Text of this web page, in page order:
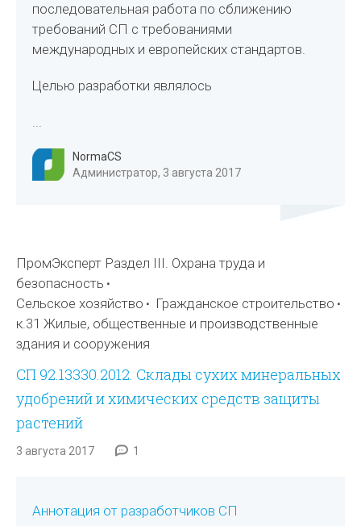
последовательная работа по сближению
требований СП с требованиями
международных и европейских стандартов.
Целью разработки являлось
...
NormaCS
Администратор, 3 августа 2017
ПромЭксперт Раздел III. Охрана труда и
безопасность
Сельское хозяйство
Гражданское строительство
к.31 Жилые, общественные и производственные
здания и сооружения
СП 92.13330.2012. Склады сухих минеральных
удобрений и химических средств защиты
растений
3 августа 2017 1
Аннотация от разработчиков СП